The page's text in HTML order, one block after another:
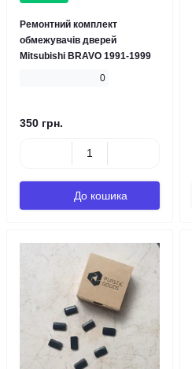
Ремонтний комплект
обмежувачів дверей
Mitsubishi BRAVO 1991-1999
0
350 грн.
До кошика